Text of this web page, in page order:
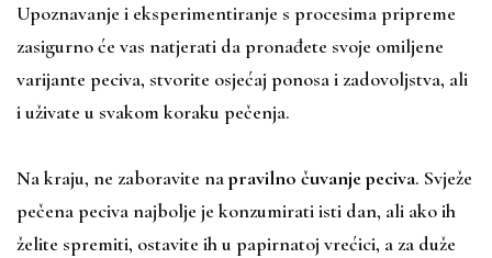
Upoznavanje i eksperimentiranje s procesima pripreme
zasigurno će vas natjerati da pronađete svoje omiljene
varijante peciva, stvorite osjećaj ponosa i zadovoljstva, ali
i uživate u svakom koraku pečenja.
Na kraju, ne zaboravite napravilno čuvanje peciva. Svježe
pečena peciva najbolje je konzumirati isti dan, ali ako ih
želite spremiti, ostavite ih u papirnatoj vrećici, a za duže